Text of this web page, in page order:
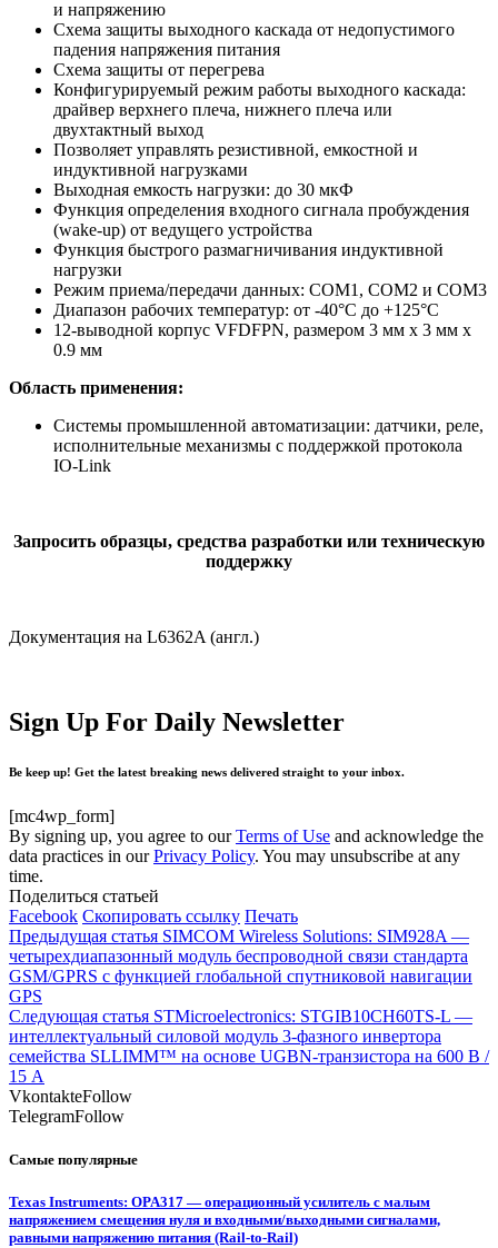
и напряжению
Схема защиты выходного каскада от недопустимого
падения напряжения питания
Схема защиты от перегрева
Конфигурируемый режим работы выходного каскада:
драйвер верхнего плеча, нижнего плеча или
двухтактный выход
Позволяет управлять резистивной, емкостной и
индуктивной нагрузками
Выходная емкость нагрузки: до 30 мкФ
Функция определения входного сигнала пробуждения
(wake-up) от ведущего устройства
Функция быстрого размагничивания индуктивной
нагрузки
Режим приема/передачи данных: COM1, COM2 и COM3
Диапазон рабочих температур: от -40°C до +125°C
12-выводной корпус VFDFPN, размером 3 мм х 3 мм х
0.9 мм
Область применения:
Системы промышленной автоматизации: датчики, реле,
исполнительные механизмы с поддержкой протокола
IO-Link
Запросить образцы, средства разработки или техническую
поддержку
Документация на L6362A (англ.)
Sign Up For Daily Newsletter
Be keep up! Get the latest breaking news delivered straight to your inbox.
[mc4wp_form]
By signing up, you agree to ourTerms of Use and acknowledge the
data practices in ourPrivacy Policy. You may unsubscribe at any
time.
Поделиться статьей
Facebook Скопировать ссылку Печать
Предыдущая статья SIMCOM Wireless Solutions: SIM928A —
четырехдиапазонный модуль беспроводной связи стандарта
GSM/GPRS с функцией глобальной спутниковой навигации
GPS
Следующая статья STMicroelectronics: STGIB10CH60TS-L —
интеллектуальный силовой модуль 3-фазного инвертора
семейства SLLIMM™ на основе UGBN-транзистора на 600 В /
15 А
VkontakteFollow
TelegramFollow
Самые популярные
Texas Instruments: OPA317 — операционный усилитель с малым
напряжением смещения нуля и входными/выходными сигналами,
равными напряжению питания (Rail-to-Rail)